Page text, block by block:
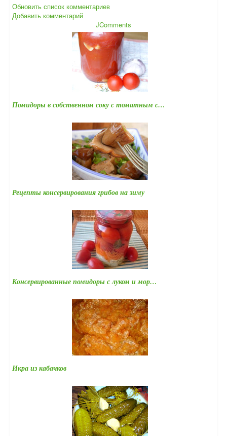
Обновить список комментариев
Добавить комментарий
JComments
Помидоры в собственном соку с томатным с…
Рецепты консервирования грибов на зиму
Консервированные помидоры с луком и мор…
Икра из кабачков